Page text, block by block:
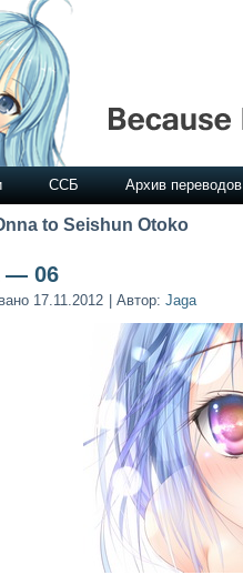
ССБ Архив переводов
to Seishun Otoko
— 06
17.11.2012 Автор: Jaga